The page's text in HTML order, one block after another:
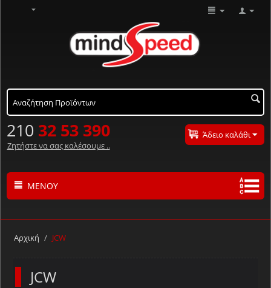
210 32 53 390
Ζητήστε να σας καλέσουμε ..
Άδειο καλάθι
ΜΕΝΟΎ
Μ
Ν
Ψ
Αρχική / JCW
JCW